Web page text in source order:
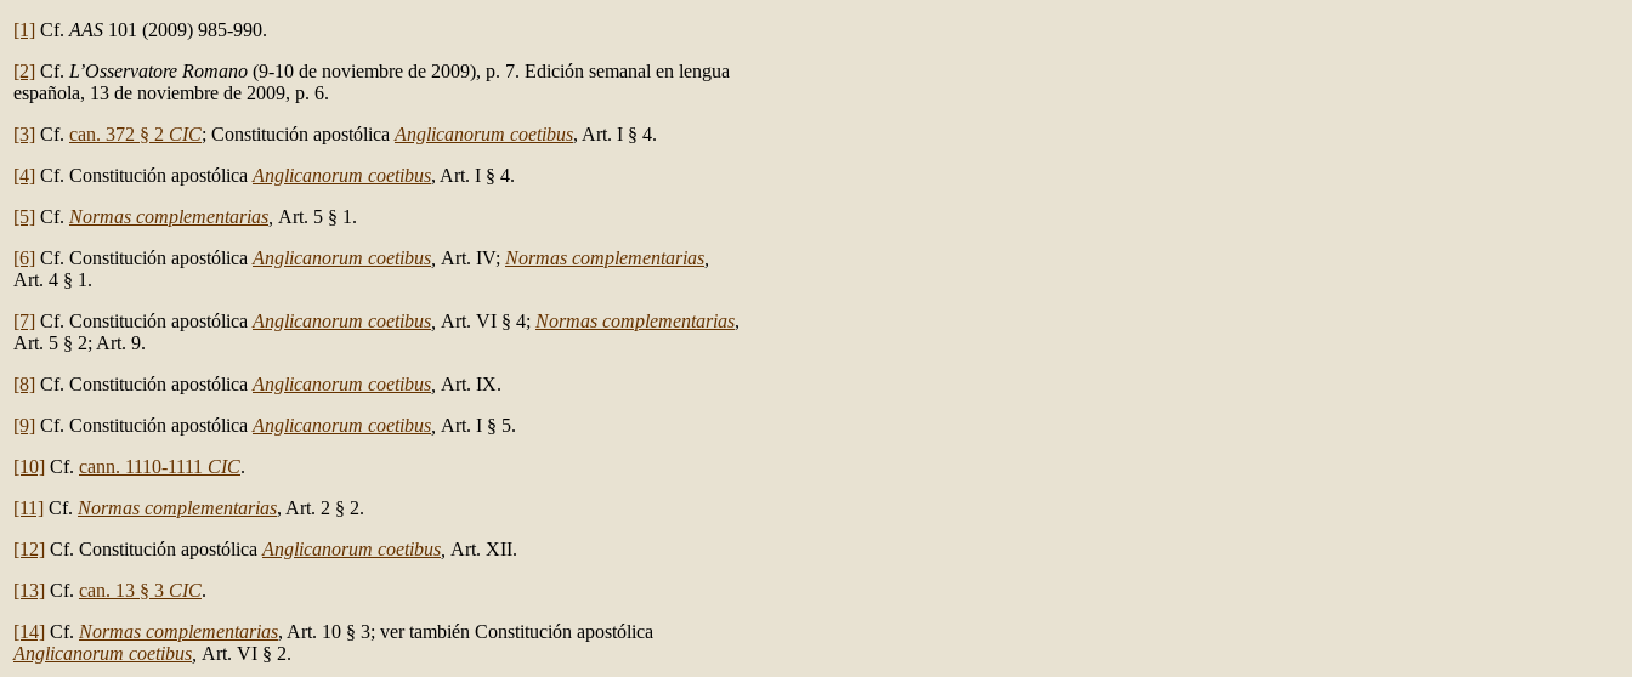
[1] Cf. AAS 101 (2009) 985-990.
[2] Cf. L’Osservatore Romano (9-10 de noviembre de 2009), p. 7. Edición semanal en lengua
española, 13 de noviembre de 2009, p. 6.
[3] Cf. can. 372 § 2 CIC; Constitución apostólica Anglicanorum coetibus, Art. I § 4.
[4] Cf. Constitución apostólica Anglicanorum coetibus, Art. I § 4.
[5] Cf. Normas complementarias Art. 5 § 1.
[6] Cf. Constitución apostólica Anglicanorum coetibus Art. IV; Normas complementarias
Art. 4 § 1.
[7] Cf. Constitución apostólica Anglicanorum coetibus Art. VI § 4; Normas complementarias,
Art. 5 § 2; Art. 9.
[8] Cf. Constitución apostólica Anglicanorum coetibus Art. IX.
[9] Cf. Constitución apostólica Anglicanorum coetibus Art. I § 5.
[10] Cf. cann. 1110-1111 CIC.
[11] Cf. Normas complementarias, Art. 2 § 2.
[12] Cf. Constitución apostólica Anglicanorum coetibus Art. XII.
[13] Cf. can. 13 § 3 CIC.
[14] Cf. Normas complementarias, Art. 10 § 3; ver también Constitución apostólica
Anglicanorum coetibus Art. VI § 2.